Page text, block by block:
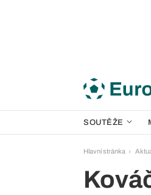
SOUTĚŽE
Hlavní stránka